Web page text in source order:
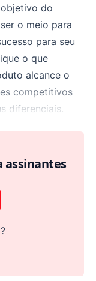
do
o meio para
para seu
o que
alcance o
competitivos
diferenciais.
assinantes